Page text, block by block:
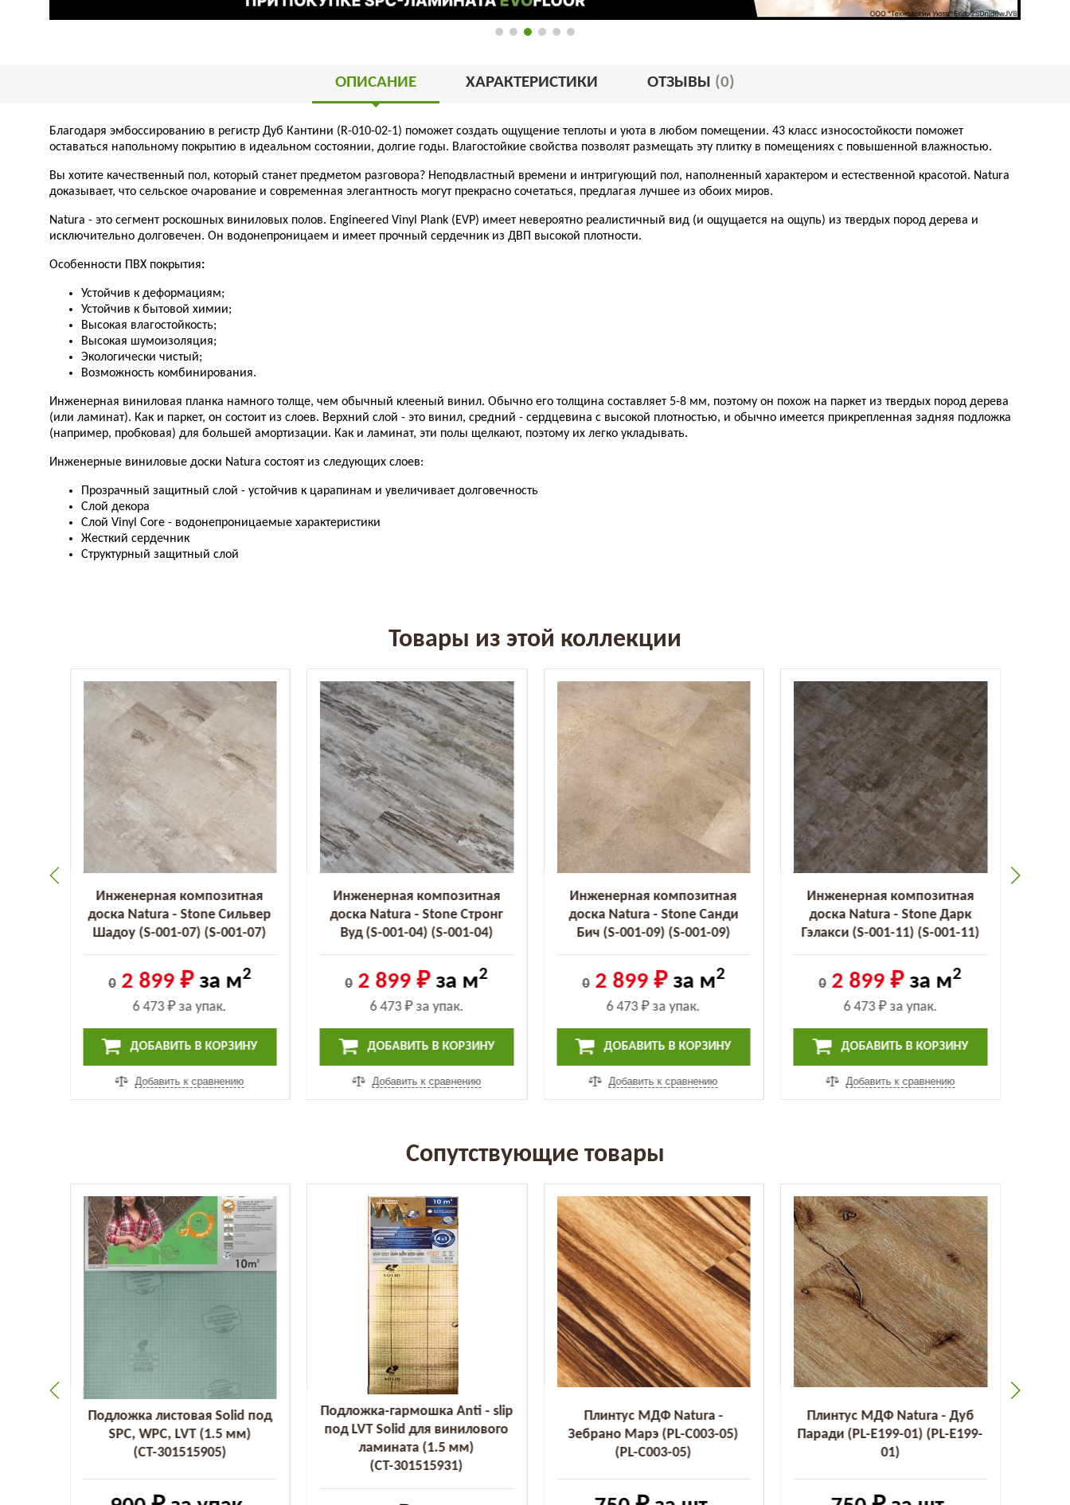
ОПИСАНИЕ ХАРАКТЕРИСТИКИ ОТЗЫВЫ (0)
Благодаря эмбоссированию в регистр Дуб Кантини (R-010-02-1) поможет создать ощущение теплоты и уюта в любом помещении. 43 класс износостойкости поможет
оставаться напольному покрытию в идеальном состоянии, долгие годы. Влагостойкие свойства позволят размещать эту плитку в помещениях с повышенной влажностью.
Вы хотите качественный пол, который станет предметом разговора? Неподвластный времени и интригующий пол, наполненный характером и естественной красотой. Natura
доказывает, что сельское очарование и современная элегантность могут прекрасно сочетаться, предлагая лучшее из обоих миров.
Natura - это сегмент роскошных виниловых полов. Engineered Vinyl Plank (EVP) имеет невероятно реалистичный вид (и ощущается на ощупь) из твердых пород дерева и
исключительно долговечен. Он водонепроницаем и имеет прочный сердечник из ДВП высокой плотности.
Особенности ПВХ покрытия:
Устойчив к деформациям;
Устойчив к бытовой химии;
Высокая влагостойкость;
Высокая шумоизоляция;
Экологически чистый;
Возможность комбинирования.
Инженерная виниловая планка намного толще, чем обычный клееный винил. Обычно его толщина составляет 5-8 мм, поэтому он похож на паркет из твердых пород дерева
(или ламинат). Как и паркет, он состоит из слоев. Верхний слой - это винил, средний - сердцевина с высокой плотностью, и обычно имеется прикрепленная задняя подложка
(например, пробковая) для большей амортизации. Как и ламинат, эти полы щелкают, поэтому их легко укладывать.
Инженерные виниловые доски Natura состоят из следующих слоев:
Прозрачный защитный слой - устойчив к царапинам и увеличивает долговечность
Слой декора
Слой Vinyl Core - водонепроницаемые характеристики
Жесткий сердечник
Структурный защитный слой
Товары из этой коллекции
Инженерная композитная
доска Natura - Stone Сильвер
Шадоу (S-001-07) (S-001-07)
0 2 899 ₽за м2
6 473 ₽за упак.
ДОБАВИТЬ В КОРЗИНУ
Добавить к сравнению
Инженерная композитная
доска Natura - Stone Стронг
Вуд (S-001-04) (S-001-04)
0 2 899 ₽за м2
6 473 ₽за упак.
ДОБАВИТЬ В КОРЗИНУ
Добавить к сравнению
Инженерная композитная
доска Natura - Stone Санди
Бич (S-001-09) (S-001-09)
0 2 899 ₽за м2
6 473 ₽за упак.
ДОБАВИТЬ В КОРЗИНУ
Добавить к сравнению
Инженерная композитная
доска Natura - Stone Дарк
Гэлакси (S-001-11) (S-001-11)
0 2 899 ₽за м2
6 473 ₽за упак.
ДОБАВИТЬ В КОРЗИНУ
Добавить к сравнению
Сопутствующие товары
Подложка листовая Solid под
SPC, WPC, LVT (1.5 мм)
(СТ-301515905)
Подложка-гармошка Anti - slip
под LVT Solid для винилового
ламината (1.5 мм)
(СТ-301515931)
Плинтус МДФ Natura -
Зебрано Марэ (PL-C003-05)
(PL-C003-05)
Плинтус МДФ Natura - Дуб
Паради (PL-E199-01) (PL-E199-
01)